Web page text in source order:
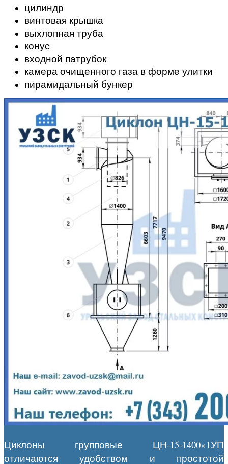
цилиндр
винтовая крышка
выхлопная труба
конус
входной патрубок
камера очищенного газа в форме улитки
пирамидальный бункер
Циклоны групповые ЦН-15-1400×1УП
отличаются удобством и простотой